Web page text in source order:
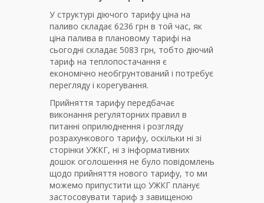
У структурі діючого тарифу ціна на
паливо складає 6236 грн в той час, як
ціна палива в плановому тарифі на
сьогодні складає 5083 грн, тобто діючий
тариф на теплопостачання є
економічно необгрунтований і потребує
перегляду і корегування.
Прийняття тарифу передбачає
виконання регуляторних правил в
питанні оприлюднення і розгляду
розрахункового тарифу, оскільки ні зі
сторінки УЖКГ, ні з інформативних
дошок оголошення не було повідомлень
щодо прийняття нового тарифу, то ми
можемо припустити що УЖКГ планує
застосовувати тариф з завищеною